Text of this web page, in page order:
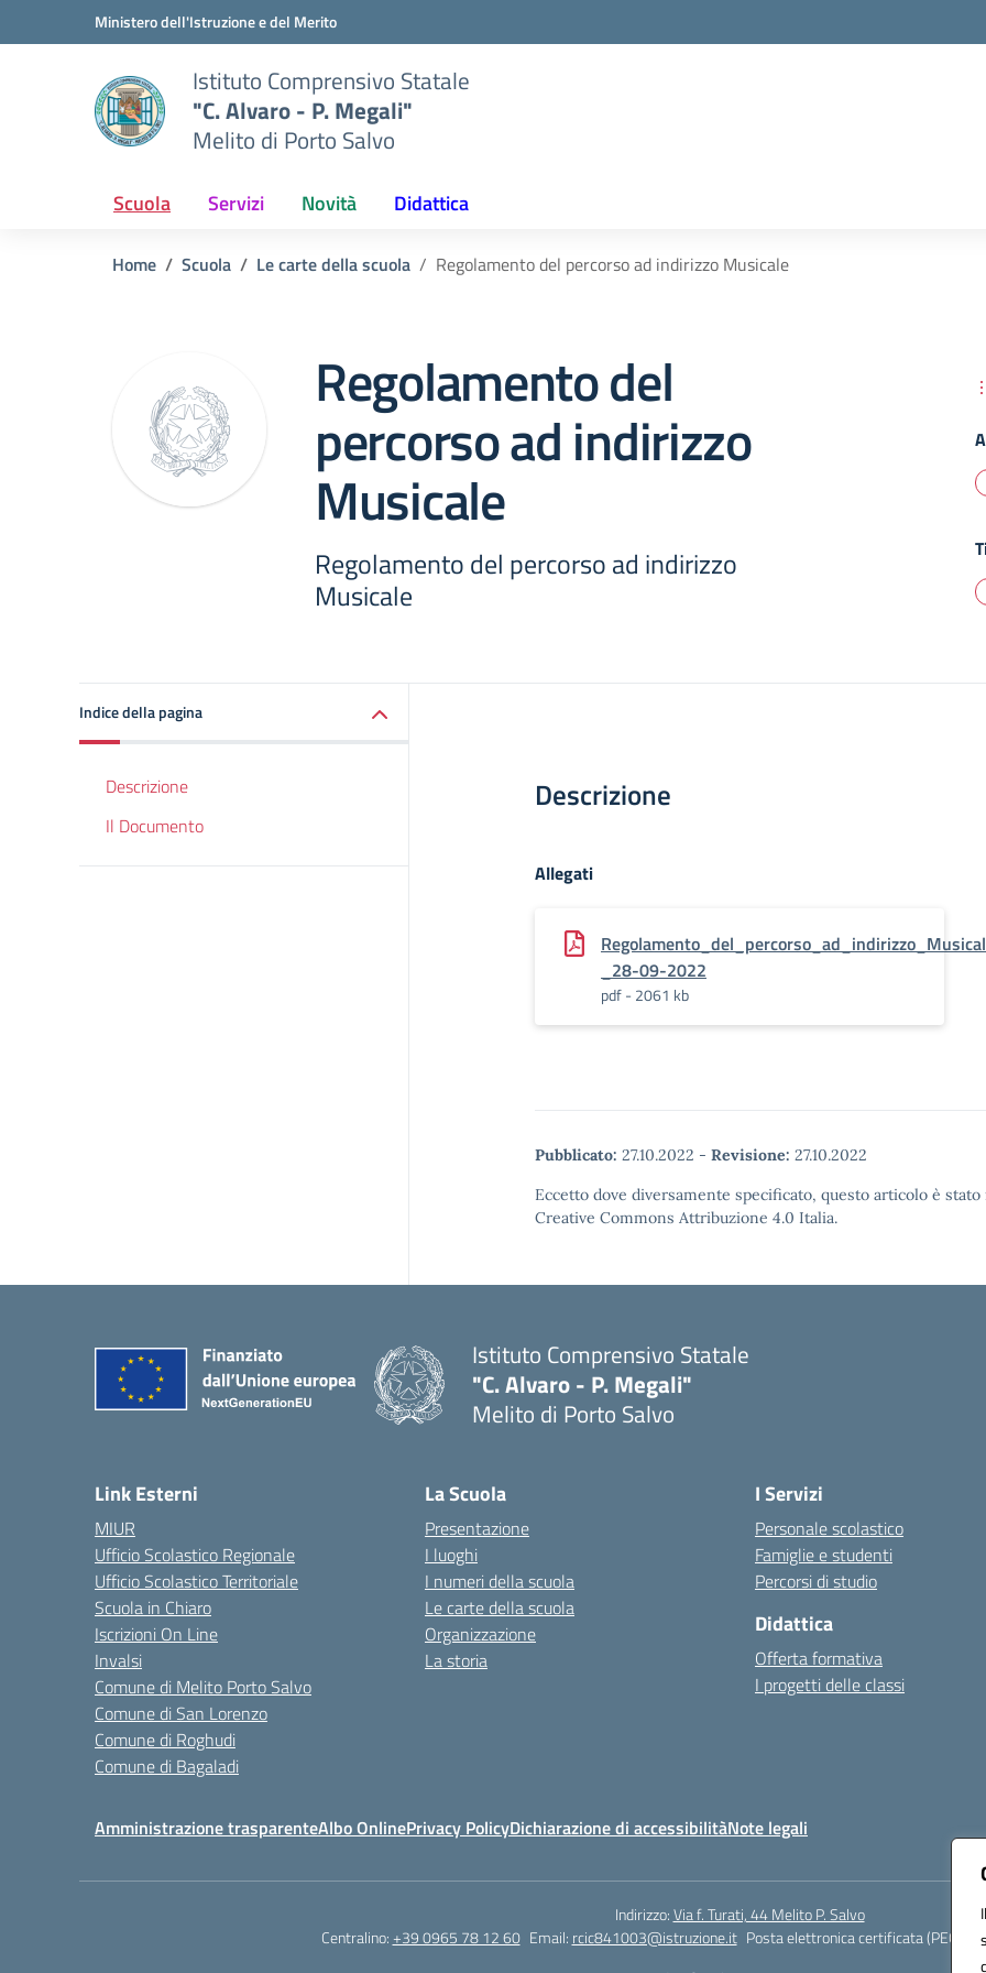
Vai ai contenuti
Vai al menu di navigazioneMinistero dell'Istruzione e del Merito
Istituto Comprensivo Statale
"C. Alvaro - P. Megali"
Melito di Porto Salvo
Scuola Servizi Novità Didattica
Home Scuola Le carte della scuola Regolamento del percorso ad indirizzo Musicale
Regolamento del
percorso ad indirizzo
Musicale
Regolamento del percorso ad indirizzo
Musicale
Indice della pagina
Descrizione
Il Documento
Descrizione
Allegati
_28-09-2022
pdf - 2061 kb
Pubblicato: 27.10.2022 - Revisione: 27.10.2022
Eccetto dove diversamente specificato, questo articolo è
Creative Commons Attribuzione 4.0 Italia.
Istituto Comprensivo Statale
"C. Alvaro - P. Megali"
Melito di Porto Salvo
Link Esterni
MIUR
Ufficio Scolastico Regionale
Ufficio Scolastico Territoriale
Scuola in Chiaro
Iscrizioni On Line
Invalsi
Comune di Melito Porto Salvo
Comune di San Lorenzo
Comune di Roghudi
Comune di Bagaladi
La Scuola
Presentazione
I luoghi
I numeri della scuola
Le carte della scuola
Organizzazione
La storia
I Servizi
Personale scolastico
Famiglie e studenti
Percorsi di studio
Didattica
Offerta formativa
I progetti delle classi
Amministrazione trasparenteAlbo OnlinePrivacy PolicyDichiarazione di accessibilitàNote legali
Indirizzo:Via f. Turati, 44 Melito P. Salvo
Centralino:+39 0965 78 12 60 Email: rcic841003@istruzione.it Posta elettronica certificata (PEC):